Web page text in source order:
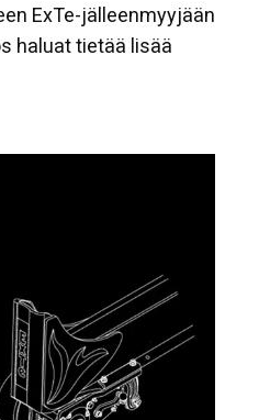
ExTe-jälleenmyyjään
haluat tietää lisää